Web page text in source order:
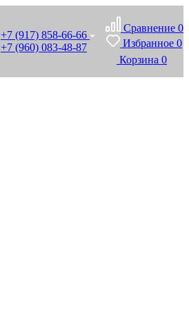
+7 (917) 858-66-66
+7 (960) 083-48-87
Сравнение 0
Избранное 0
Корзина 0